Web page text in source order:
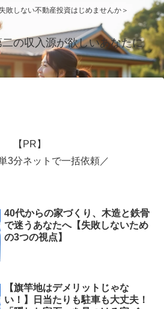
敗しない不動産投資はじめませんか＞
の収入源が欲しいあなたに
【PR】
3分ネットで一括依頼／
40代からの家づくり、木造と鉄骨
で迷うあなたへ【失敗しないため
の3つの視点】
【旗竿地はデメリットじゃな
い！】日当たりも駐車も大丈夫！